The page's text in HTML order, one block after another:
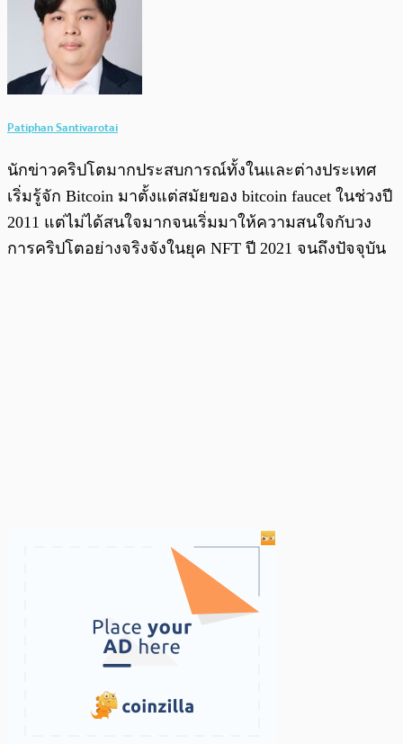
Patiphan Santivarotai
นักข่าวคริปโตมากประสบการณ์ทั้งในและต่างประเทศ
เริ่มรู้จัก Bitcoin มาตั้งแต่สมัยของ bitcoin faucet ในช่วงปี
2011 แต่ไม่ได้สนใจมากจนเริ่มมาให้ความสนใจกับวง
การคริปโตอย่างจริงจังในยุค NFT ปี 2021 จนถึงปัจจุบัน